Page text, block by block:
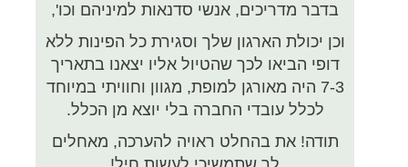
בדבר מדריכים, אנשי סדנאות למיניהם וכו',
וכן יכולת הארגון שלך וסגירת כל הפינות ללא
דופי הביאו לכך שהטיול אליו יצאנו בתאריך
7-3 היה מאורגן למופת, מגוון וחוויתי במיוחד
לכלל עובדי החברה בלי יוצא מן הכלל.
תודה! את בהחלט ראויה להערכה, מאחלים